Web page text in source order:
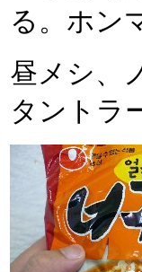
る。ホン
昼メシ、
タントラ